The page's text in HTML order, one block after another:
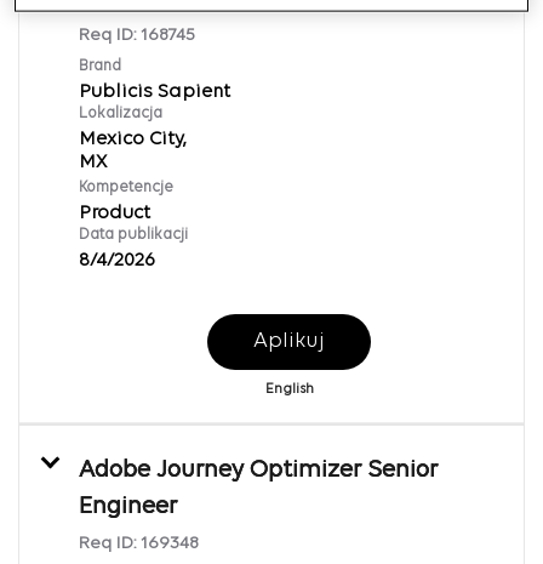
Req ID: 168745
Brand
Publicis Sapient
Lokalizacja
Mexico City,
Kompetencje
Product
Data publikacji
8/4/2026
Aplikuj
English
Adobe Journey Optimizer Senior
Engineer
Req ID: 169348